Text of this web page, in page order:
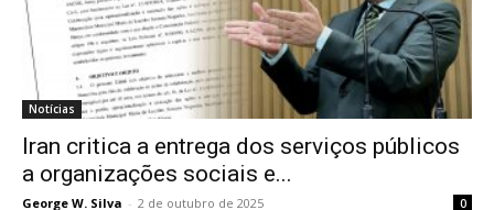
Notícias
Iran critica a entrega dos serviços públicos
a organizações sociais e...
George W. Silva - 2 de outubro de 2025 0